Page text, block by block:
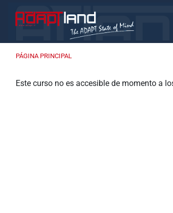
PÁGINA PRINCIPAL
Este curso no es accesible de momento a